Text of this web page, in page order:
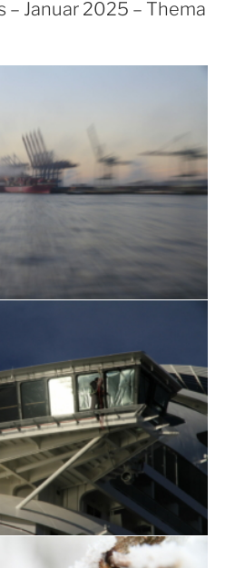
– Januar 2025 – Thema